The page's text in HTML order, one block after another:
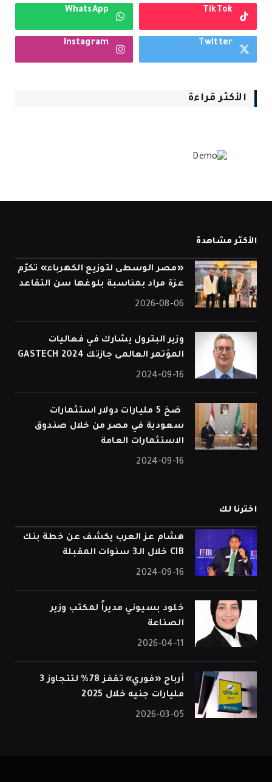
TikTok
WhatsApp
Twitter
Instagram
الأكثر قراءة
الأكثر مشاهدة
«مصر الوسطى لتوزيع الكهرباء» تكرّم
عزة مراد بمناسبة بلوغها سن التقاعد
2026-08-06
وزير البترول يشارك في فعاليات
المؤتمر العالمى جازتك 2024 GASTECH
2024-09-16
⁠ ضخ 5 مليارات دولار استثمارات
سعودية في مصر من خلال صندوق
الاستثمارات العامة
2024-09-16
اخترنا لك
هشام عز العرب يكشف عن خطة بنك
CIB خلال الـ3 سنوات المقبلة
2024-09-16
خلود بسيوني مديراً لمكتب وزير
الصناعة
2026-04-11
أرباح «فوري» تقفز 78% لتتجاوز 3
مليارات جنيه خلال 2025
2026-03-05